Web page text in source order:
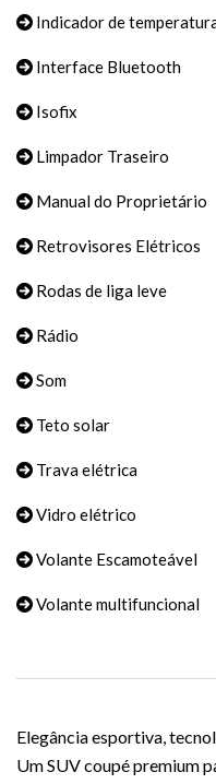
Indicador de
Interface Bluetooth
Isofix
Limpador Traseiro
Manual do Proprietário
Retrovisores Elétricos
Rodas de liga leve
Rádio
Som
Teto solar
Trava elétrica
Vidro elétrico
Volante Escamoteável
Volante multifuncional
Elegância esportiva,
Um SUV coupé premium